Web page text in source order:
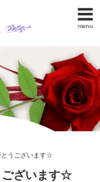
menu
うございます☆
ございます☆